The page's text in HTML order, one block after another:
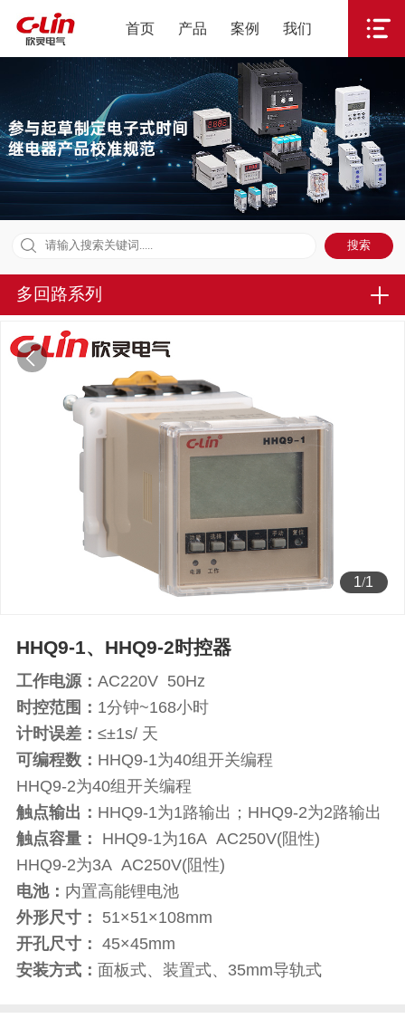
首页 产品 案例 我们
多回路系列
1/1
HHQ9-1、HHQ9-2时控器
工作电源： AC220V 50Hz
时控范围： 1分钟~168小时
计时误差： ≤±1s/ 天
可编程数： HHQ9-1为40组开关编程
HHQ9-2为40组开关编程
触点输出： HHQ9-1为1路输出；HHQ9-2为2路输出
触点容量：
HHQ9-1为16A AC250V(阻性)
HHQ9-2为3A AC250V(阻性)
电池： 内置高能锂电池
外形尺寸：
51×51×108mm
开孔尺寸： 45×45mm
安装方式： 面板式、装置式、35mm导轨式